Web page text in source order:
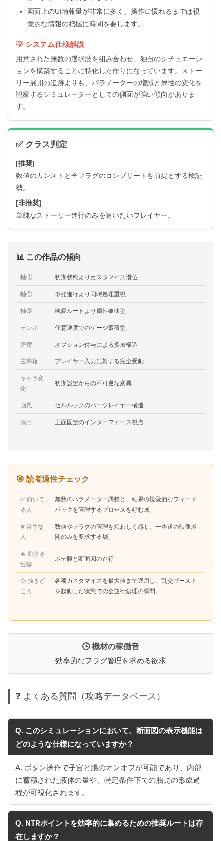
画面上のUI情報量が非常に多く、操作に慣れるまでは視
覚的な情報の把握に時間を要します。
💡 システム仕様解説
用意された無数の選択肢を組み合わせ、独自のシチュエーシ
ョンを構築することに特化した作りになっています。ストー
リー展開の追跡よりも、パラメーターの増減と属性の変化を
観察するシミュレーターとしての側面が強い傾向がありま
す。
✅ クラス判定
[推奨]
数値のカンストと全フラグのコンプリートを前提とする検証
勢。
[非推奨]
単純なストーリー進行のみを追いたいプレイヤー。
📊 この作品の傾向
軸① 初期状態よりカスタマイズ優位
軸② 単発進行より同時処理重視
軸③ 純愛ルートより属性破壊型
テンポ 任意速度でのゲージ蓄積型
密度 オプション付与による多層構造
主導権 プレイヤー入力に対する完全受動
キャラ変
化
初期設定からの不可逆な変異
画風 セルルックのパーツレイヤー構造
演出 正面固定のインターフェース視点
🎯 読者適性チェック
✅ 向いて
る人
無数のパラメーター調整と、結果の視覚的なフィード
バックを管理するプロセスを好む層。
❌ 苦手な
人
数値やフラグの管理を煩わしく感じ、一本道の映像展
開のみを要求する層。
🔥 刺さる
性癖
ボテ腹と断面図の進行
💦 抜きど
ころ
各種カスタマイズを最大値まで適用し、乱交ブースト
を起動した状態での全並行処理の瞬間。
🕒 機材の稼働音
効率的なフラグ管理を求める欲求
❓ よくある質問（攻略データベース）
Q. このシミュレーションにおいて、断面図の表示機能は
どのような仕様になっていますか？
A. ボタン操作で子宮と腸のオンオフが可能であり、内部
に蓄積された液体の量や、特定条件下での胎児の形成過
程が可視化されます。
Q. NTRポイントを効率的に集めるための推奨ルートは存
在しますか？